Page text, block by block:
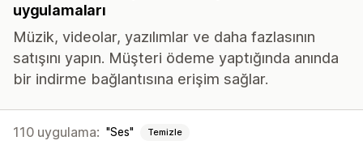
uygulamaları
Müzik, videolar, yazılımlar ve daha fazlasının
satışını yapın. Müşteri ödeme yaptığında anında
bir indirme bağlantısına erişim sağlar.
110 uygulama: Ses Temizle